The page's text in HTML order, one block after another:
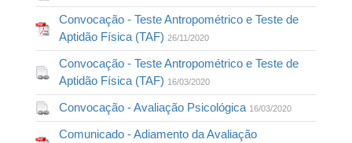
Convocação - Teste Antropométrico e Teste de
Aptidão Física (TAF) 26/11/2020
Convocação - Teste Antropométrico e Teste de
Aptidão Física (TAF) 16/03/2020
Convocação - Avaliação Psicológica 16/03/2020
Comunicado - Adiamento da Avaliação